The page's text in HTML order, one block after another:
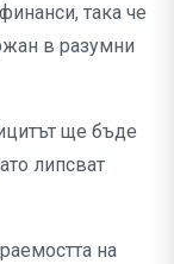
така че
в разумни
ще бъде
липсват
на